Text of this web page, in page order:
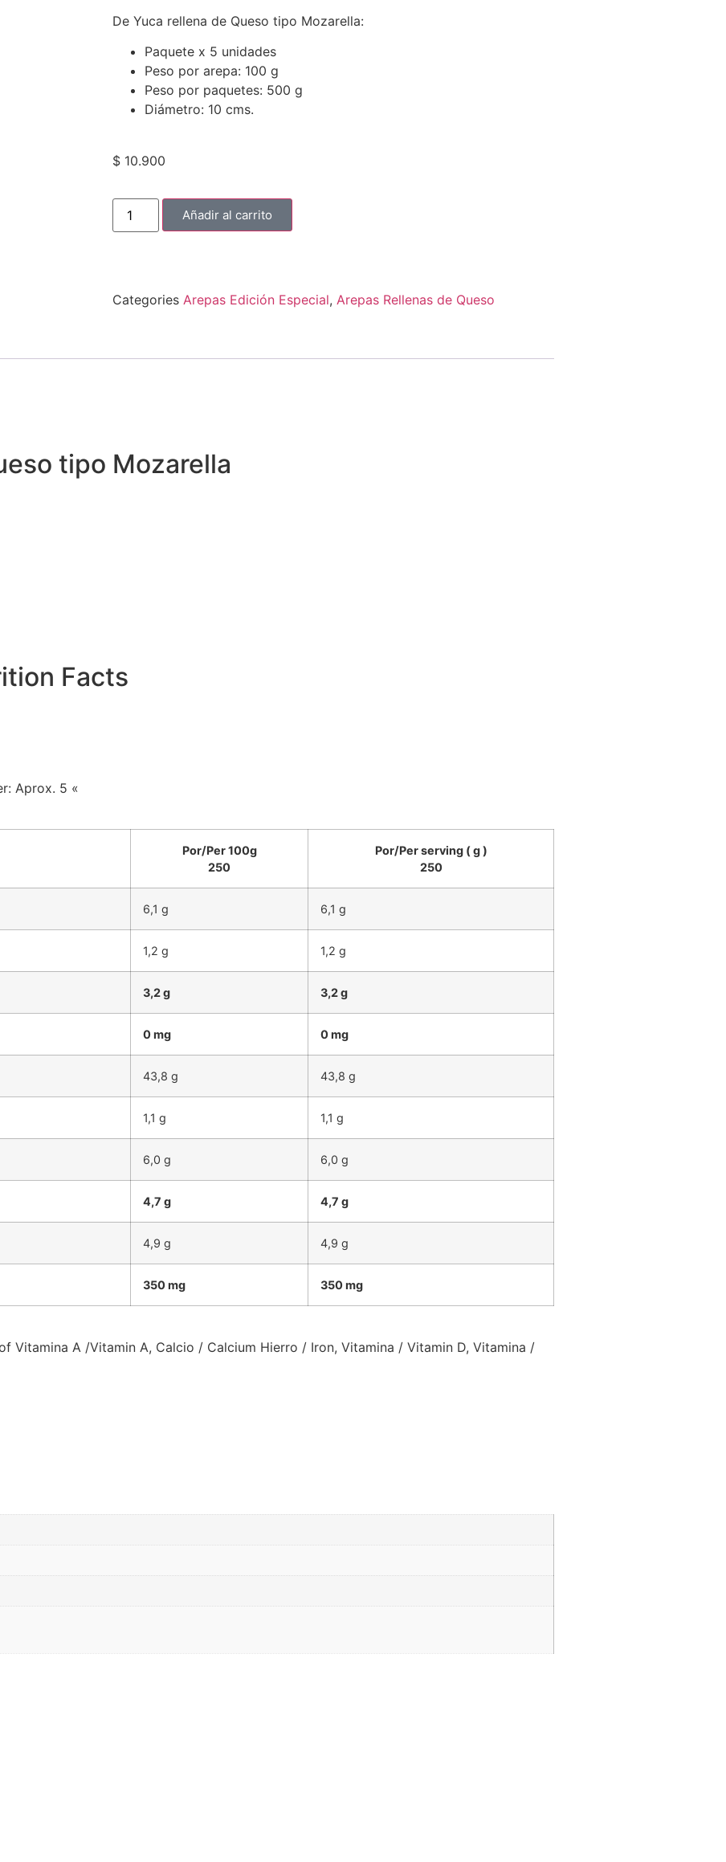
De Yuca rellena de Queso tipo Mozarella:
Paquete x 5 unidades
Peso por arepa: 100 g
Peso por paquetes: 500 g
Diámetro: 10 cms.
$ 10.900
Añadir al carrito
Categories Arepas Edición Especial, Arepas Rellenas de Queso
tipo Mozarella
Facts
Aprox. 5 «
Por/Per 100g
250
Por/Per serving ( g )
250
6,1 g 6,1 g
1,2 g 1,2 g
3,2 g 3,2 g
0 mg 0 mg
43,8 g 43,8 g
1,1 g 1,1 g
6,0 g 6,0 g
4,7 g 4,7 g
4,9 g 4,9 g
350 mg 350 mg
Vitamina A /Vitamin A, Calcio / Calcium Hierro / Iron, Vitamina / Vitamin D, Vitamina /